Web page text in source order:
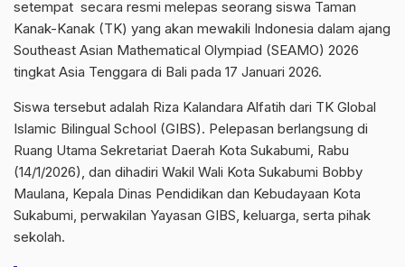
setempat secara resmi melepas seorang siswa Taman
Kanak-Kanak (TK) yang akan mewakili Indonesia dalam ajang
Southeast Asian Mathematical Olympiad (SEAMO) 2026
tingkat Asia Tenggara di Bali pada 17 Januari 2026.
Siswa tersebut adalah Riza Kalandara Alfatih dari TK Global
Islamic Bilingual School (GIBS). Pelepasan berlangsung di
Ruang Utama Sekretariat Daerah Kota Sukabumi, Rabu
(14/1/2026), dan dihadiri Wakil Wali Kota Sukabumi Bobby
Maulana, Kepala Dinas Pendidikan dan Kebudayaan Kota
Sukabumi, perwakilan Yayasan GIBS, keluarga, serta pihak
sekolah.